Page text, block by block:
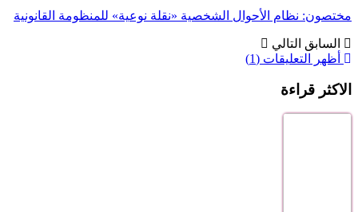
مختصون: نظام الأحوال الشخصية «نقلة نوعية» للمنظومة القانونية
السابق التالي
أظهر التعليقات (1)
الاكثر قراءة